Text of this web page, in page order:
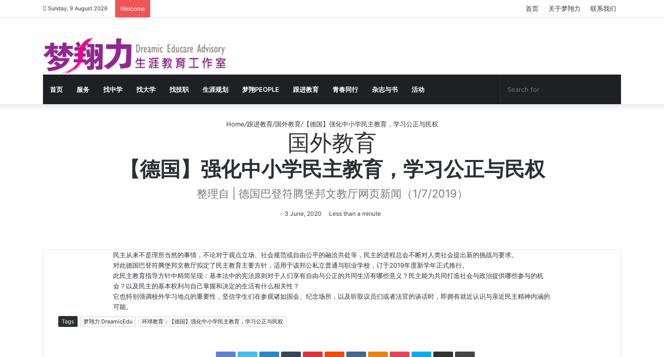
Sunday, 9 August 2026 Welcome 首页 关于梦翔力
联系我们
首页 服务 找中学 找大学 找技职 生涯规划 梦翔PEOPLE 跟进教育 青春同行 杂志与书 活动 YouTube
Facebook
Home/跟进教育/国外教育/【德国】强化中小学民主教育，学习公正与民权
国外教育
【德国】强化中小学民主教育，学习公正与民权
整理自 | 德国巴登符腾堡邦文教厅网页新闻（1/7/2019）
3 June, 2020 Less than a minute
民主从来不是理所当然的事情，不论对于观点立场、社会规范或自由公平的融洽共处等，民主的进程总会不断对人类社会提出新的挑战与要求。
对此德国巴登符腾堡邦文教厅拟定了民主教育主要方针，适用于该邦公私立普通与职业学校，订于2019年度新学年正式推行。
此民主教育指导方针中精简呈现：基本法中的宪法原则对于人们享有自由与公正的共同生活有哪些意义？民主能为共同打造社会与政治提供哪些参与的机
会？以及民主的基本权利与自己掌握和决定的生活有什么相关性？
它也特别强调校外学习地点的重要性，坚信学生们在参观诸如国会、纪念场所，以及听取议员们或者法官的谈话时，即拥有就近认识与亲近民主精神内涵的
可能。
Tags 梦翔力 DreamicEdu 环球教育：【德国】强化中小学民主教育，学习公正与民权
Facebook Twitter LinkedIn Tumblr Pinterest Reddit VKontakte Odnoklassniki Pocket Skype Share via Email Print